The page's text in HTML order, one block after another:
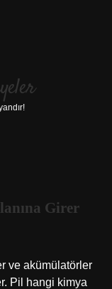
Girer
ve akümülatörler
Pil hangi kimya